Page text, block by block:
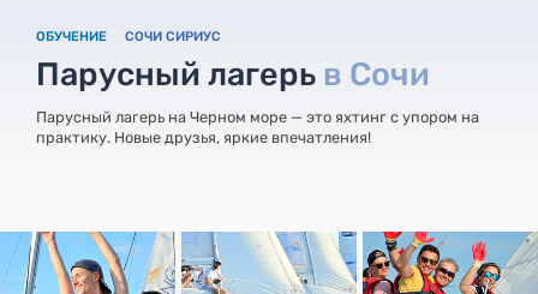
ОБУЧЕНИЕ СОЧИ СИРИУС
Парусный лагерь в Сочи
Парусный лагерь на Черном море — это яхтинг с упором на
практику. Новые друзья, яркие впечатления!